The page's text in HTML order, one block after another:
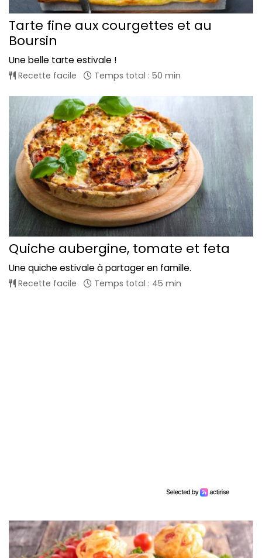
Tarte fine aux courgettes et au
Boursin
Une belle tarte estivale !
Recette facile Temps total : 50 min
Quiche aubergine, tomate et feta
Une quiche estivale à partager en famille.
Recette facile Temps total : 45 min